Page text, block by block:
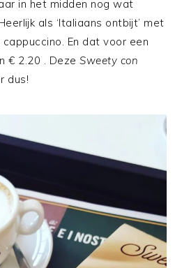
in het midden nog wat
als ‘Italiaans ontbijt’ met
En dat voor een
€ 2.20 . DezeSweety con
dus!